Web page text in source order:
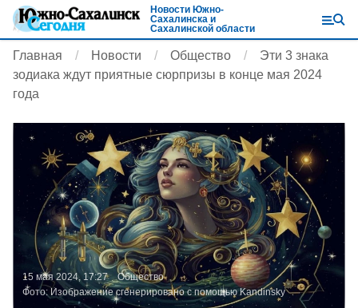
Новости Южно-
Сахалинска и
Сахалинской области
Главная Новости Общество
Эти 3 знака
зодиака ждут приятные сюрпризы в конце мая 2024
года
15 мая 2024, 17:27
Общество
Фото: Изображение сгенерировано с помощью Kandinsky